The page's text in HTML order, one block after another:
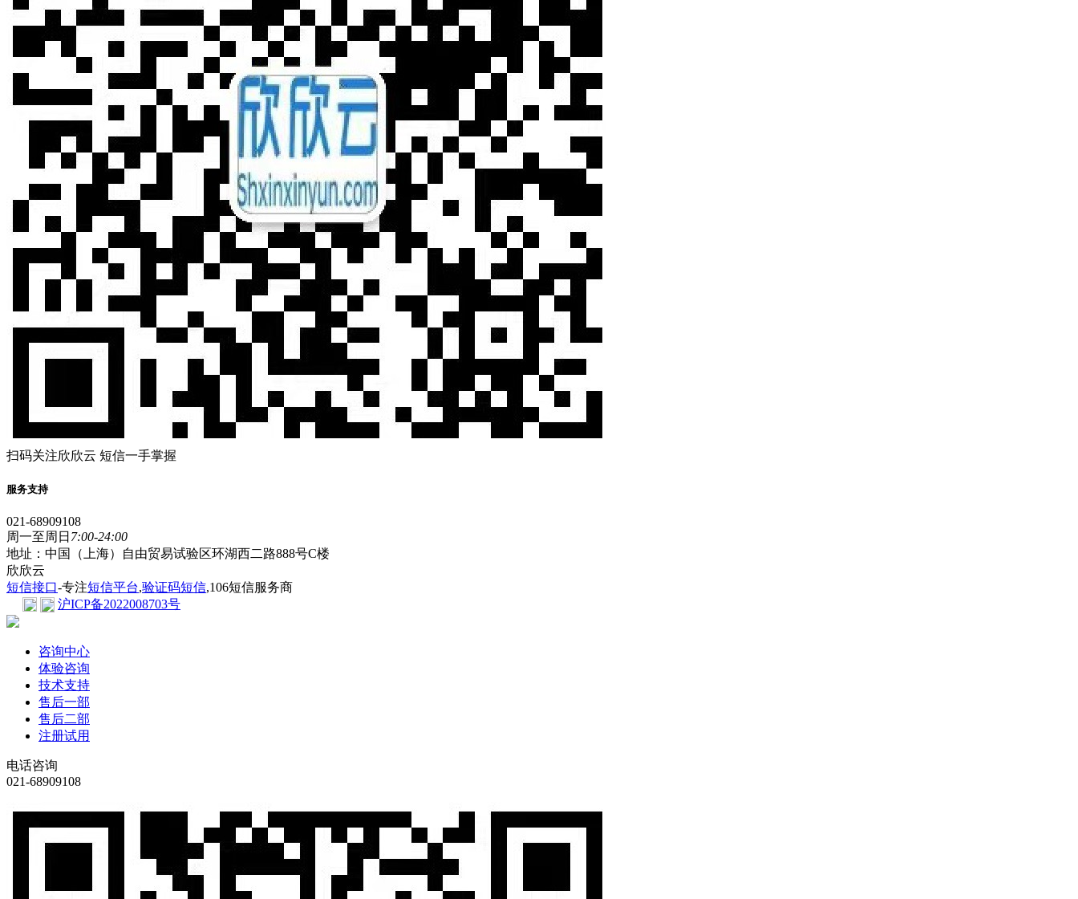
扫码关注欣欣云 短信一手掌握
服务支持
021-68909108
周一至周日 7:00-24:00
地址：中国（上海）自由贸易试验区环湖西二路888号C楼
欣欣云
短信接口-专注短信平台,验证码短信,106短信服务商
沪ICP备2022008703号
咨询中心
体验咨询
技术支持
售后一部
售后二部
注册试用
电话咨询
021-68909108